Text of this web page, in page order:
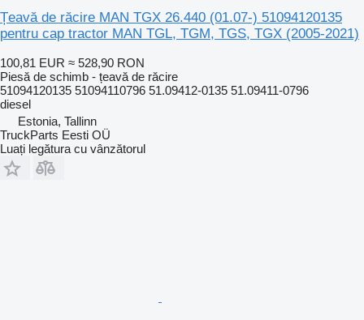
Țeavă de răcire MAN TGX 26.440 (01.07-) 51094120135
pentru cap tractor MAN TGL, TGM, TGS, TGX (2005-2021)
100,81 EUR ≈ 528,90 RON
Piesă de schimb - țeavă de răcire
51094120135 51094110796 51.09412-0135 51.09411-0796
diesel
Estonia, Tallinn
TruckParts Eesti OÜ
Luați legătura cu vânzătorul